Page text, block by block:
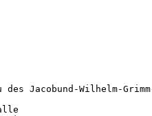
Jacobund-Wilhelm-